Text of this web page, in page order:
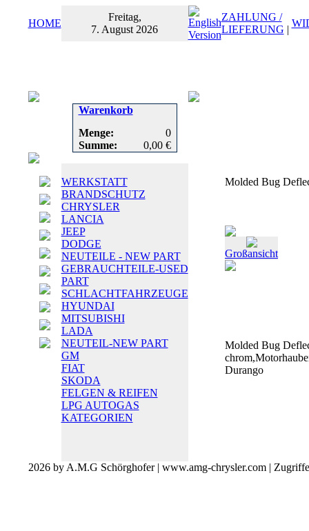
HOME
Freitag,
7. August 2026
ZAHLUNG /
LIEFERUNG |
Warenkorb
Menge:
0
Summe:
0,00 €
WERKSTATT
BRANDSCHUTZ
CHRYSLER
LANCIA
JEEP
DODGE
NEUTEILE - NEW PART
GEBRAUCHTEILE-USED
PART
SCHLACHTFAHRZEUGE
HYUNDAI
MITSUBISHI
LADA
NEUTEIL-NEW PART
GM
FIAT
SKODA
FELGEN & REIFEN
LPG AUTOGAS
KATEGORIEN
Molded Bug
Großansicht
Molded Bug
Durango
2026 by A.M.G Schörghofer | www.amg-chrysler.com |